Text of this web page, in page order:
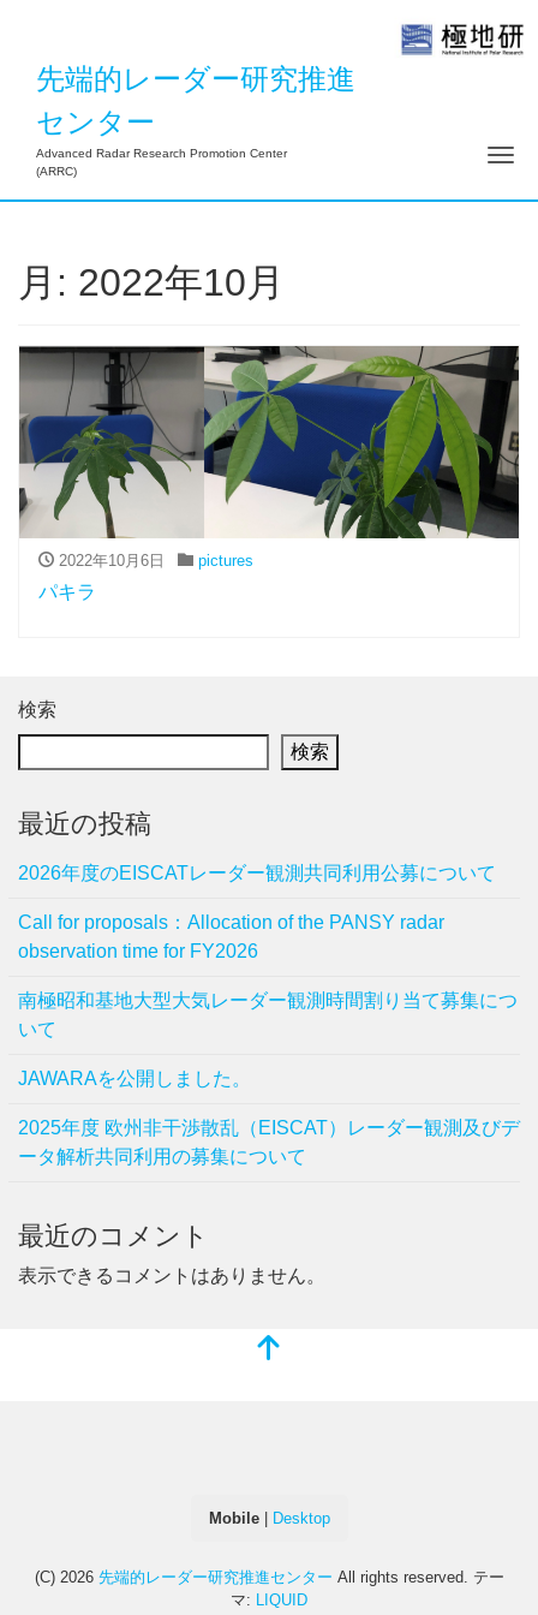
先端的レーダー研究推進
センター
Advanced Radar Research Promotion Center
(ARRC)
ナ
月: 2022年10月
2022年10月6日 pictures
パキラ
検索
検索
最近の投稿
2026年度のEISCATレーダー観測共同利用公募について
Call for proposals：Allocation of the PANSY radar
observation time for FY2026
南極昭和基地大型大気レーダー観測時間割り当て募集につ
いて
JAWARAを公開しました。
2025年度 欧州非干渉散乱（EISCAT）レーダー観測及びデ
ータ解析共同利用の募集について
最近のコメント
表示できるコメントはありません。
Mobile| Desktop
(C) 2026 先端的レーダー研究推進センター All rights reserved. テー
マ: LIQUID